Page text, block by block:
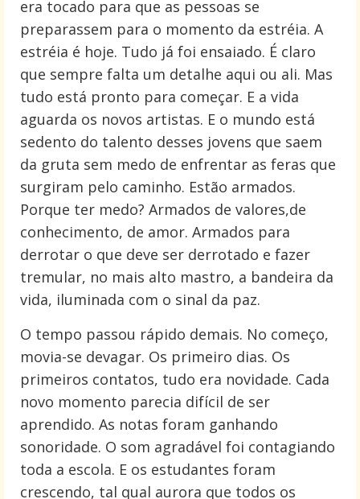
era tocado para que as pessoas se
preparassem para o momento da estréia. A
estréia é hoje. Tudo já foi ensaiado. É claro
que sempre falta um detalhe aqui ou ali. Mas
tudo está pronto para começar. E a vida
aguarda os novos artistas. E o mundo está
sedento do talento desses jovens que saem
da gruta sem medo de enfrentar as feras que
surgiram pelo caminho. Estão armados.
Porque ter medo? Armados de valores,de
conhecimento, de amor. Armados para
derrotar o que deve ser derrotado e fazer
tremular, no mais alto mastro, a bandeira da
vida, iluminada com o sinal da paz.
O tempo passou rápido demais. No começo,
movia-se devagar. Os primeiro dias. Os
primeiros contatos, tudo era novidade. Cada
novo momento parecia difícil de ser
aprendido. As notas foram ganhando
sonoridade. O som agradável foi contagiando
toda a escola. E os estudantes foram
crescendo, tal qual aurora que todos os